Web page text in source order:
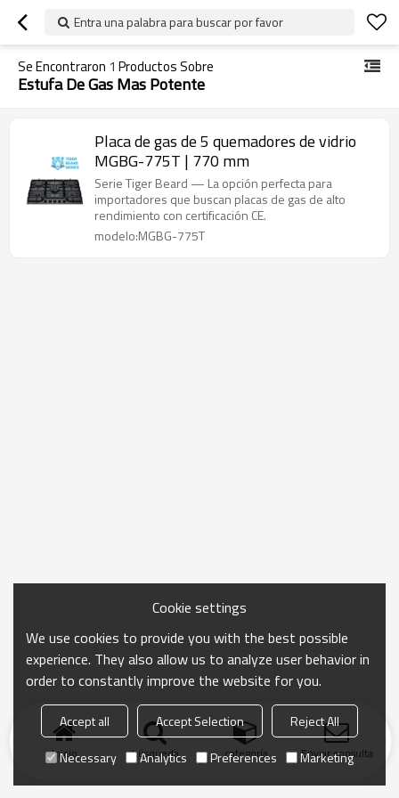
Entra una palabra para buscar por favor
Se Encontraron 1 Productos Sobre
Estufa De Gas Mas Potente
Placa de gas de 5 quemadores de vidrio
MGBG-775T | 770 mm
Serie Tiger Beard — La opción perfecta para
importadores que buscan placas de gas de alto
rendimiento con certificación CE.
modelo:MGBG-775T
Inicio búsqueda categoría Enviar consulta
Cookie settings
We use cookies to provide you with the best possible
experience. They also allow us to analyze user behavior in
order to constantly improve the website for you.
Accept all Accept Selection
Reject All
Necessary
Analytics Preferences Marketing